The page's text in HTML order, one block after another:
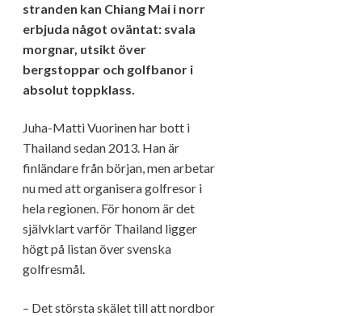
stranden kan Chiang Mai i norr
erbjuda något oväntat: svala
morgnar, utsikt över
bergstoppar och golfbanor i
absolut toppklass.
Juha-Matti Vuorinen har bott i
Thailand sedan 2013. Han är
finländare från början, men arbetar
nu med att organisera golfresor i
hela regionen. För honom är det
självklart varför Thailand ligger
högt på listan över svenska
golfresmål.
– Det största skälet till att nordbor